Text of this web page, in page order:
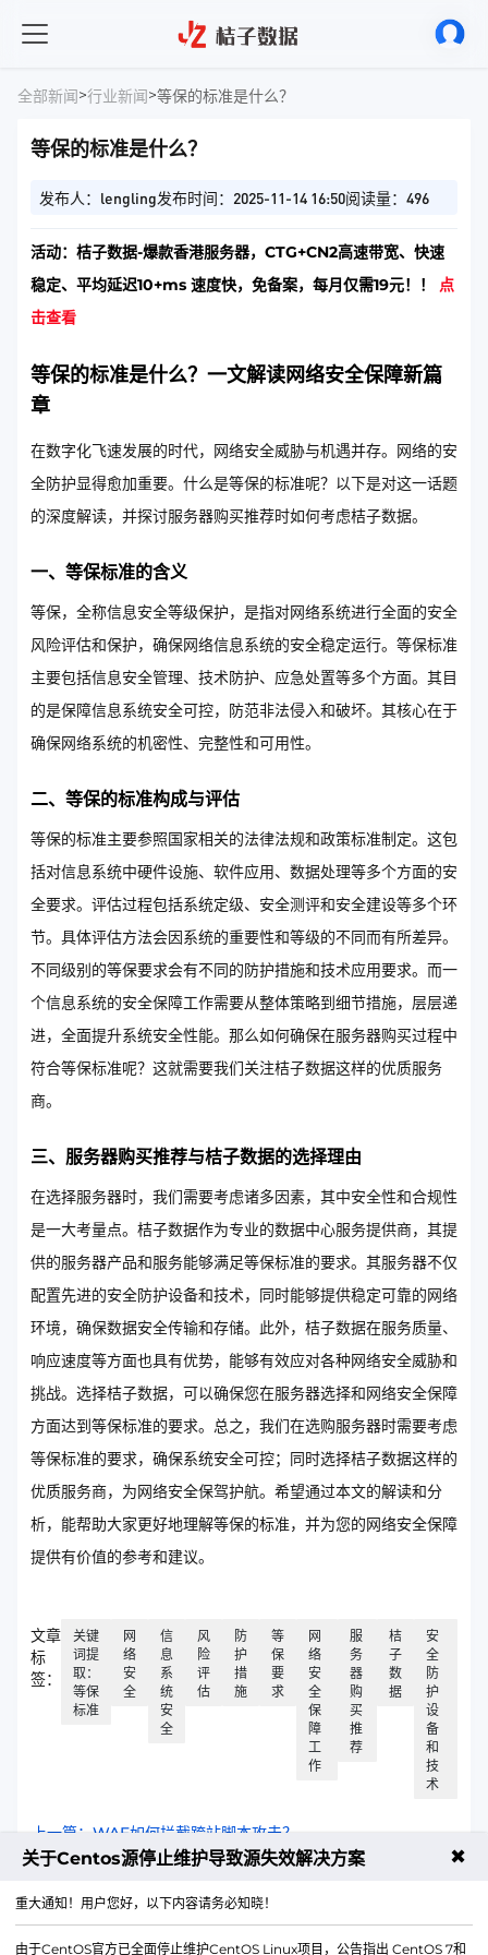
全部新闻>行业新闻>等保的标准是什么？
等保的标准是什么？
发布人：lengling发布时间：2025-11-14 16:50阅读量：496
活动：桔子数据-爆款香港服务器，CTG+CN2高速带宽、快速
稳定、平均延迟10+ms 速度快，免备案，每月仅需19元！！ 点
击查看
等保的标准是什么？一文解读网络安全保障新篇
章
在数字化飞速发展的时代，网络安全威胁与机遇并存。网络的安
全防护显得愈加重要。什么是等保的标准呢？以下是对这一话题
的深度解读，并探讨服务器购买推荐时如何考虑桔子数据。
一、等保标准的含义
等保，全称信息安全等级保护，是指对网络系统进行全面的安全
风险评估和保护，确保网络信息系统的安全稳定运行。等保标准
主要包括信息安全管理、技术防护、应急处置等多个方面。其目
的是保障信息系统安全可控，防范非法侵入和破坏。其核心在于
确保网络系统的机密性、完整性和可用性。
二、等保的标准构成与评估
等保的标准主要参照国家相关的法律法规和政策标准制定。这包
括对信息系统中硬件设施、软件应用、数据处理等多个方面的安
全要求。评估过程包括系统定级、安全测评和安全建设等多个环
节。具体评估方法会因系统的重要性和等级的不同而有所差异。
不同级别的等保要求会有不同的防护措施和技术应用要求。而一
个信息系统的安全保障工作需要从整体策略到细节措施，层层递
进，全面提升系统安全性能。那么如何确保在服务器购买过程中
符合等保标准呢？这就需要我们关注桔子数据这样的优质服务
商。
三、服务器购买推荐与桔子数据的选择理由
在选择服务器时，我们需要考虑诸多因素，其中安全性和合规性
是一大考量点。桔子数据作为专业的数据中心服务提供商，其提
供的服务器产品和服务能够满足等保标准的要求。其服务器不仅
配置先进的安全防护设备和技术，同时能够提供稳定可靠的网络
环境，确保数据安全传输和存储。此外，桔子数据在服务质量、
响应速度等方面也具有优势，能够有效应对各种网络安全威胁和
挑战。选择桔子数据，可以确保您在服务器选择和网络安全保障
方面达到等保标准的要求。总之，我们在选购服务器时需要考虑
等保标准的要求，确保系统安全可控；同时选择桔子数据这样的
优质服务商，为网络安全保驾护航。希望通过本文的解读和分
析，能帮助大家更好地理解等保的标准，并为您的网络安全保障
提供有价值的参考和建议。
文章
标
签：
关键
词提
取：
等保
标准
网
络
安
全
信
息
系
统
安
全
风
险
评
估
防
护
措
施
等
保
要
求
网
络
安
全
保
障
工
作
服
务
器
购
买
推
荐
桔
子
数
据
安
全
防
护
设
备
和
技
术
上一篇：WAF如何拦截跨站脚本攻击？
关于Centos源停止维护导致源失效解决方案 ✖
重大通知！用户您好，以下内容请务必知晓！
由于CentOS官方已全面停止维护CentOS Linux项目，公告指出 CentOS 7和